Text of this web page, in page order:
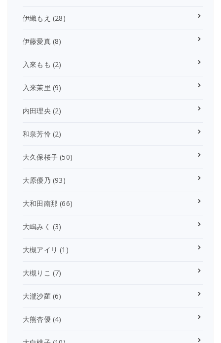
伊織もえ (28)
伊藤愛真(8)
入來もも (2)
入来茉里 (9)
内田理央 (2)
和泉芳怜 (2)
大久保桜子 (50)
大原優乃 (93)
大和田南那 (66)
大嶋みく (3)
大槻アイリ (1)
大槻りこ (7)
大瀧沙羅 (6)
大熊杏優(4)